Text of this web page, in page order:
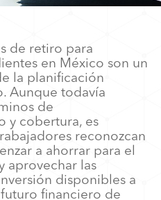
de retiro para
en México son un
la planificación
Aunque todavía
de
y cobertura, es
reconozcan
a ahorrar para el
aprovechar las
disponibles a
financiero de